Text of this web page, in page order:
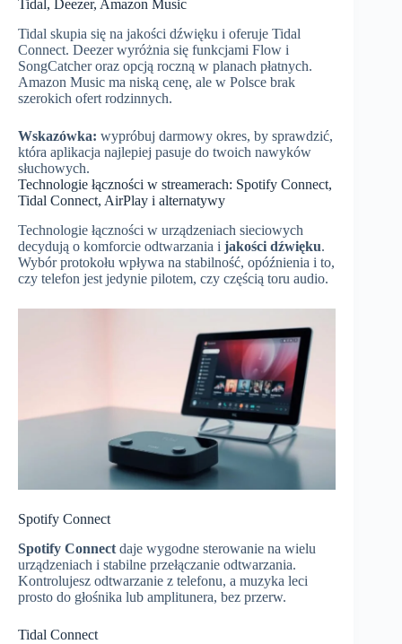
Tidal, Deezer, Amazon Music
Tidal skupia się na jakości dźwięku i oferuje Tidal
Connect. Deezer wyróżnia się funkcjami Flow i
SongCatcher oraz opcją roczną w planach płatnych.
Amazon Music ma niską cenę, ale w Polsce brak
szerokich ofert rodzinnych.
Wskazówka: wypróbuj darmowy okres, by sprawdzić,
która aplikacja najlepiej pasuje do twoich nawyków
słuchowych.
Technologie łączności w streamerach: Spotify Connect,
Tidal Connect, AirPlay i alternatywy
Technologie łączności w urządzeniach sieciowych
decydują o komforcie odtwarzania i jakości dźwięku.
Wybór protokołu wpływa na stabilność, opóźnienia i to,
czy telefon jest jedynie pilotem, czy częścią toru audio.
Spotify Connect
Spotify Connect daje wygodne sterowanie na wielu
urządzeniach i stabilne przełączanie odtwarzania.
Kontrolujesz odtwarzanie z telefonu, a muzyka leci
prosto do głośnika lub amplitunera, bez przerw.
Tidal Connect